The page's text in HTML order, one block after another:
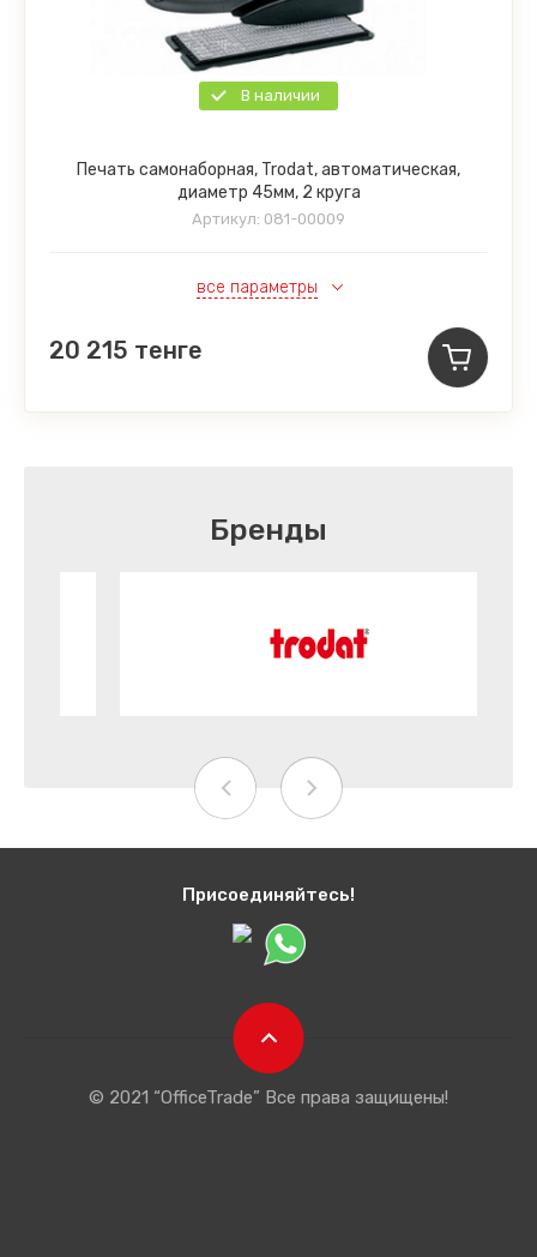
В наличии
Печать самонаборная, Trodat, автоматическая,
диаметр 45мм, 2 круга
Артикул: 081-00009
все параметры
20 215 тенге
Бренды
Присоединяйтесь!
© 2021 “OfficeTrade” Все права защищены!